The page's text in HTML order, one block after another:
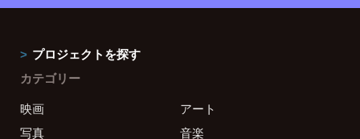
プロジェクトを探す
カテゴリー
映画
アート
写真
音楽